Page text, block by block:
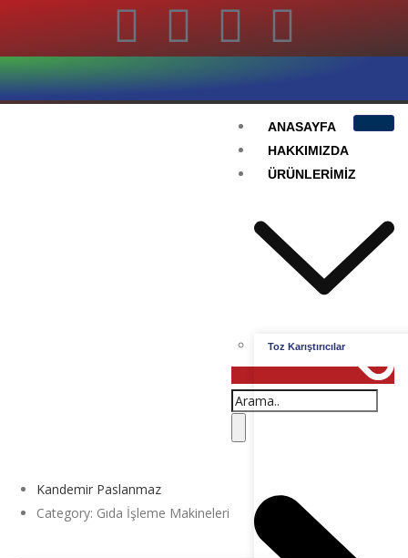
ANASAYFA
HAKKIMIZDA
ÜRÜNLERIMIZ
Toz Karıştırıcılar
Kandemir Paslanmaz
Category: Gıda İşleme Makineleri